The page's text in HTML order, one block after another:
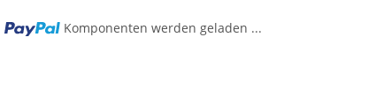
Komponenten werden geladen ...